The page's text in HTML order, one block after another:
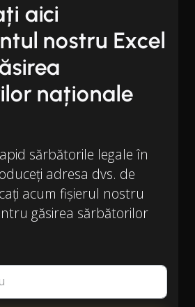
aici
nostru Excel
naționale
sărbătorile legale în
adresa dvs. de
acum fișierul nostru
găsirea sărbătorilor